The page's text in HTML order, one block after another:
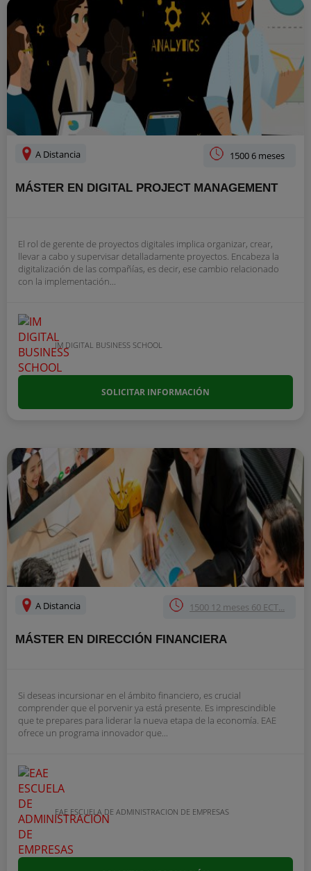
A Distancia 1500 6 meses
MÁSTER EN DIGITAL PROJECT MANAGEMENT
El rol de gerente de proyectos digitales implica organizar, crear,
llevar a cabo y supervisar detalladamente proyectos. Encabeza la
digitalización de las compañías, es decir, ese cambio relacionado
con la implementación...
IM DIGITAL BUSINESS SCHOOL
SOLICITAR INFORMACIÓN
A Distancia 1500 12 meses 60 ECT...
MÁSTER EN DIRECCIÓN FINANCIERA
Si deseas incursionar en el ámbito financiero, es crucial
comprender que el porvenir ya está presente. Es imprescindible
que te prepares para liderar la nueva etapa de la economía. EAE
ofrece un programa innovador que...
EAE ESCUELA DE ADMINISTRACION DE EMPRESAS